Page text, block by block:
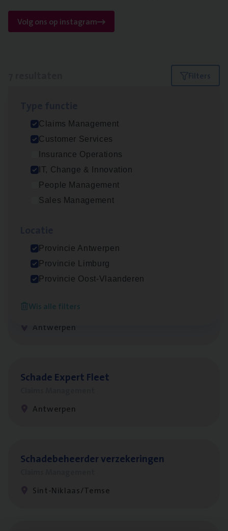
Volg ons op instagram
Filters
Claims Management
Customer Services
Insurance Operations
IT, Change & Innovation
People Management
Sales Management
Provincie Antwerpen
Provincie Limburg
Provincie Oost-Vlaanderen
Wis alle filters
Claims­hand­ler Fleet&
Claims Management
Antwerpen
Test Ana­lyst
Cus­to­mer Care Expert
Customer Services
Antwerpen
Scha­de Expert Fleet
Antwerpen
Scha­de­be­heer­der verzekeringen
Sint-Niklaas/Temse